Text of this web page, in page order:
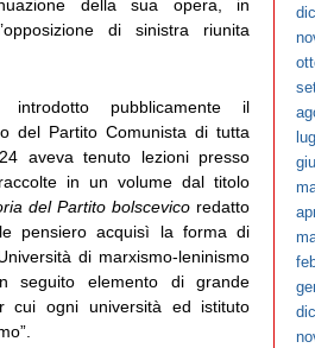
della sua opera, in
di sinistra riunita
introdotto pubblicamente il
del Partito Comunista di tutta
aveva tenuto lezioni presso
in un volume dal titolo
del Partito bolscevico redatto
pensiero acquisì la forma di
di marxismo-leninismo
seguito elemento di grande
cui ogni università ed istituto